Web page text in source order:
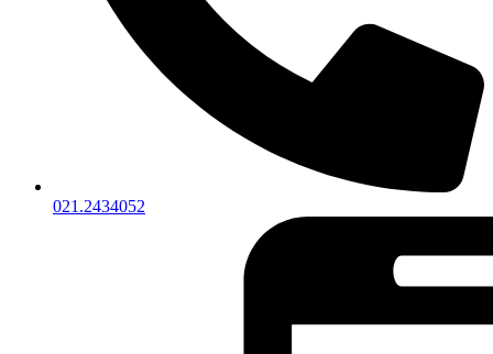
021.2434052